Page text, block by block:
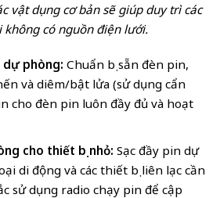
vật dụng cơ bản sẽ giúp duy trì các
có nguồn điện lưới.
dự phòng: Chuẩn bị sẵn đèn pin,
và diêm/bật lửa (sử dụng cẩn
cho đèn pin luôn đầy đủ và hoạt
cho thiết bị nhỏ: Sạc đầy pin dự
di động và các thiết bị liên lạc cần
sử dụng radio chạy pin để cập